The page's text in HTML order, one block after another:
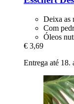
Deixa as
Com
Óleos
€ 3,69
Entrega até 18.